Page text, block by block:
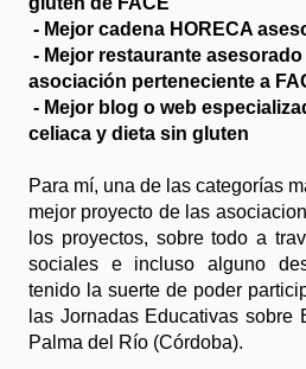
- Mejor cadena HORECA
- Mejor restaurante
asociación perteneciente a
- Mejor blog o web
celiaca y dieta sin gluten
Para mí, una de las categorías
mejor proyecto de las
los proyectos, sobre todo a
sociales e incluso alguno
tenido la suerte de poder
las Jornadas Educativas sobre
Palma del Río (Córdoba).